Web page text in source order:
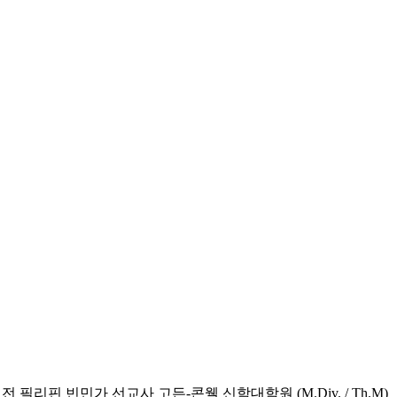
필리핀 빈민가 선교사 고든-콘웰 신학대학원 (M.Div. / Th.M)